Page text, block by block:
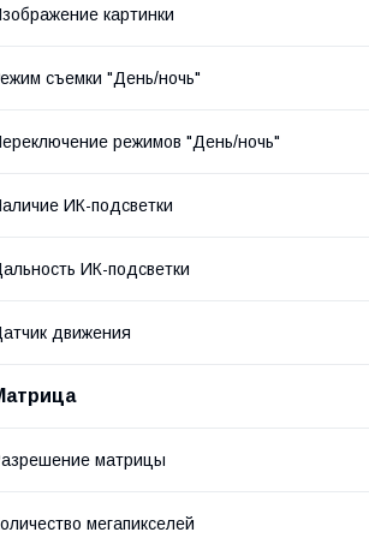
картинки
съемки "День/ночь"
режимов "День/ночь"
ИК-подсветки
ИК-подсветки
движения
матрицы
мегапикселей